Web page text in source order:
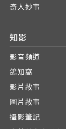
奇人妙事
知影
影音頻道
鴿知窩
影片故事
圖片故事
攝影筆記